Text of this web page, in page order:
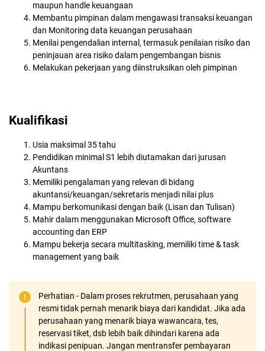
maupun handle keuangaan
Membantu pimpinan dalam mengawasi transaksi keuangan
dan Monitoring data keuangan perusahaan
Menilai pengendalian internal, termasuk penilaian risiko dan
peninjauan area risiko dalam pengembangan bisnis
Melakukan pekerjaan yang diinstruksikan oleh pimpinan
Kualifikasi
Usia maksimal 35 tahu
Pendidikan minimal S1 lebih diutamakan dari jurusan
Akuntans
Memiliki pengalaman yang relevan di bidang
akuntansi/keuangan/sekretaris menjadi nilai plus
Mampu berkomunikasi dengan baik (Lisan dan Tulisan)
Mahir dalam menggunakan Microsoft Office, software
accounting dan ERP
Mampu bekerja secara multitasking, memiliki time & task
management yang baik
Perhatian - Dalam proses rekrutmen, perusahaan yang
resmi tidak pernah menarik biaya dari kandidat. Jika ada
perusahaan yang menarik biaya wawancara, tes,
reservasi tiket, dsb lebih baik dihindari karena ada
indikasi penipuan. Jangan mentransfer pembayaran